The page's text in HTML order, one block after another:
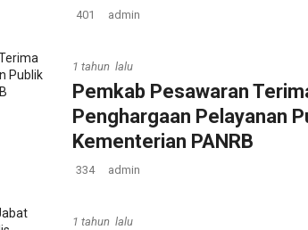
401 admin
1 tahun lalu
‎Pemkab Pesawaran
Penghargaan Pelayanan
Kementerian PANRB
334 admin
1 tahun lalu